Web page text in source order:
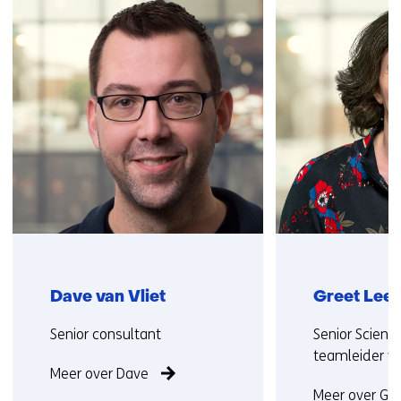
over
(Neem
contact
met
ons
op)
Dave van Vliet
Functie:
Senior consultant
Meer over Dave
Greet
Functie:
Senior
teamleider
Meer over